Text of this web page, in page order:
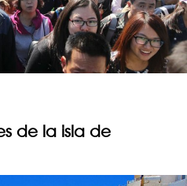
de la isla de